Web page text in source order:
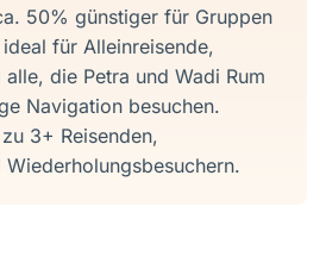
50% günstiger für Gruppen
für Alleinreisende,
die Petra und Wadi Rum
Navigation besuchen.
3+ Reisenden,